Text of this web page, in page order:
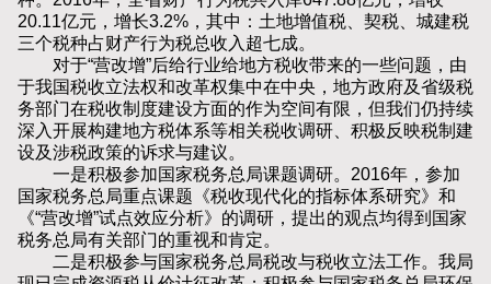
20.11亿元，增长3.2%，其中：土地增值税、契税、城建税
三个税种占财产行为税总收入超七成。
对于“营改增”后给行业给地方税收带来的一些问题，由
于我国税收立法权和改革权集中在中央，地方政府及省级税
务部门在税收制度建设方面的作为空间有限，但我们仍持续
深入开展构建地方税体系等相关税收调研、积极反映税制建
设及涉税政策的诉求与建议。
一是积极参加国家税务总局课题调研。2016年，参加
国家税务总局重点课题《税收现代化的指标体系研究》和
《“营改增”试点效应分析》的调研，提出的观点均得到国家
税务总局有关部门的重视和肯定。
二是积极参与国家税务总局税改与税收立法工作。我局